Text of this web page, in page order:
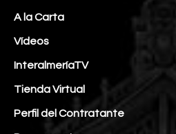
A la Carta
Vídeos
InteralmeríaTV
Tienda Virtual
Perfil del Contratante